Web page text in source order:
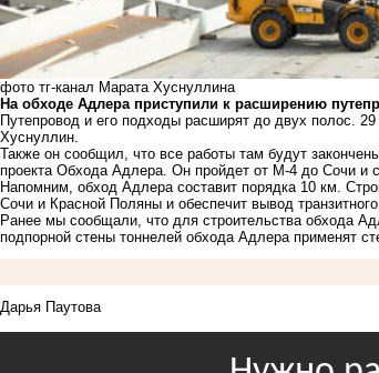
фото тг-канал Марата Хуснуллина
На обходе Адлера приступили к расширению
Путепровод и его подходы расширят до двух полос.
Хуснуллин.
Также он сообщил, что все работы там будут
проекта Обхода Адлера. Он пройдет от М-4 до Сочи и
Напомним, обход Адлера составит порядка 10 км.
Сочи и Красной Поляны и обеспечит вывод
Ранее мы сообщали, что для строительства обхода
подпорной стены тоннелей обхода Адлера применят
Дарья Паутова